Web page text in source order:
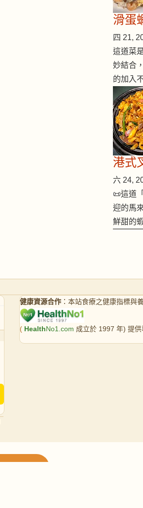
滑蛋
四 21,
這道菜
妙結合
的加入
港式
六 24,
📜這道
迎的馬
鮮甜的
健康資源合作 ：本站食療之健康指標與
( HealthNo1.com 成立於 1997 年) 提供